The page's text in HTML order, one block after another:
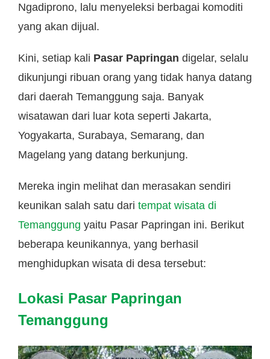
Ngadiprono, lalu menyeleksi berbagai komoditi
yang akan dijual.
Kini, setiap kali Pasar Papringan digelar, selalu
dikunjungi ribuan orang yang tidak hanya datang
dari daerah Temanggung saja. Banyak
wisatawan dari luar kota seperti Jakarta,
Yogyakarta, Surabaya, Semarang, dan
Magelang yang datang berkunjung.
Mereka ingin melihat dan merasakan sendiri
keunikan salah satu dari tempat wisata di
Temanggung yaitu Pasar Papringan ini. Berikut
beberapa keunikannya, yang berhasil
menghidupkan wisata di desa tersebut:
Lokasi Pasar Papringan
Temanggung